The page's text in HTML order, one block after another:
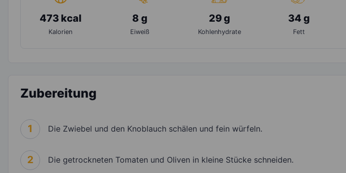
473 kcal
Kalorien
8 g
Eiweiß
29 g
Kohlenhydrate
34 g
Fett
Zubereitung
1 Die Zwiebel und den Knoblauch schälen und fein würfeln.
2 Die getrockneten Tomaten und Oliven in kleine Stücke schneiden.